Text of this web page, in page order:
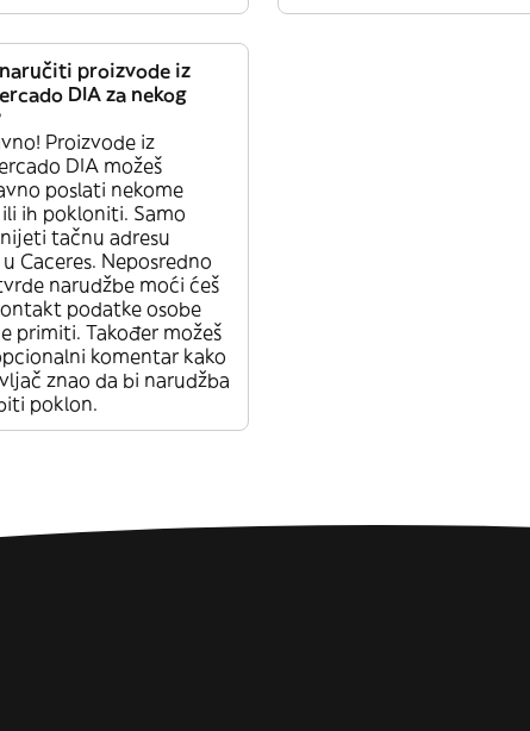
proizvode iz
DIA za nekog
Proizvode iz
DIA možeš
poslati nekome
ih pokloniti. Samo
tačnu adresu
Caceres. Neposredno
narudžbe moći ćeš
podatke osobe
primiti. Također možeš
komentar kako
znao da bi narudžba
poklon.